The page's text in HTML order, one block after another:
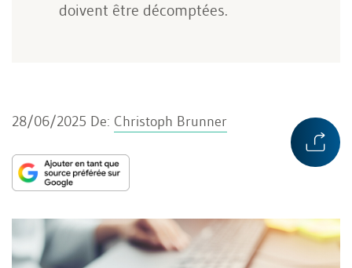
doivent être décomptées.
28/06/2025 De: Christoph Brunner